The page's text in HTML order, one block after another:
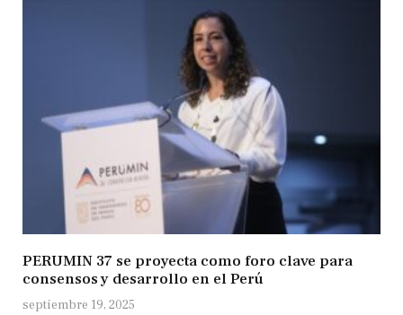
PERUMIN 37 se proyecta como foro clave para
consensos y desarrollo en el Perú
septiembre 19, 2025